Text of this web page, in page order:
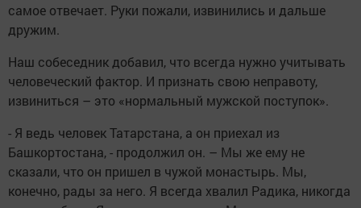
самое отвечает. Руки пожали, извинились и дальше
дружим.
Наш собеседник добавил, что всегда нужно учитывать
человеческий фактор. И признать свою неправоту,
извиниться – это «нормальный мужской поступок».
- Я ведь человек Татарстана, а он приехал из
Башкортостана, - продолжил он. – Мы же ему не
сказали, что он пришел в чужой монастырь. Мы,
конечно, рады за него. Я всегда хвалил Радика, никогда